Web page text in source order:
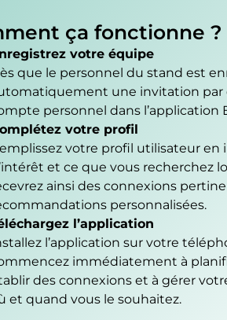
ça fonctionne ?
votre équipe
que le personnel du stand est
une invitation par
personnel dans l’application
votre profil
votre profil utilisateur en
et ce que vous recherchez
ainsi des connexions
personnalisées.
l’application
l’application sur votre
immédiatement à
des connexions et à gérer
et quand vous le souhaitez.